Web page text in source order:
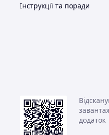
Інструкції та поради
додаток